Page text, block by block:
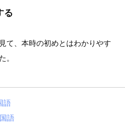
る
て、本時の初めとはわかりやす
。
語
語